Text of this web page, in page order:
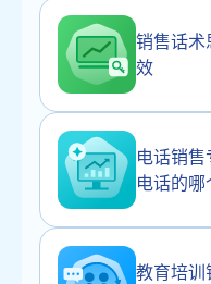
销售话术
效
电话销
电话的哪
教育培训